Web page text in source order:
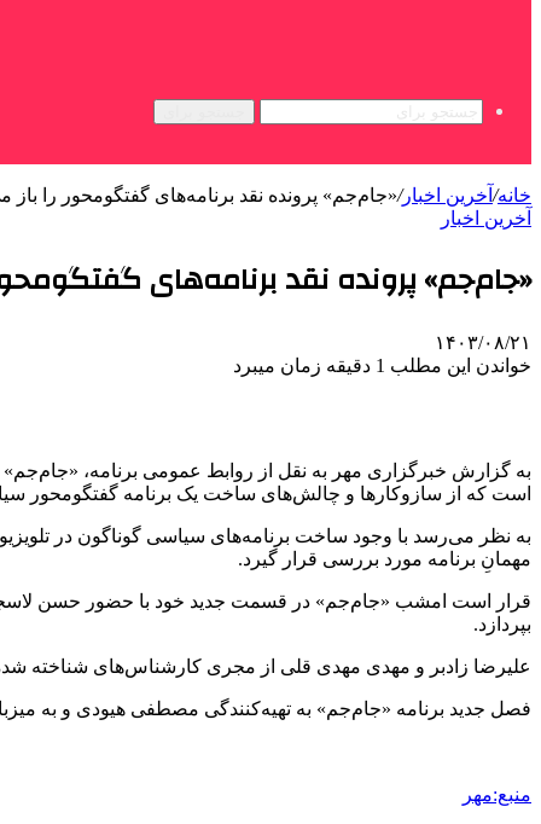
خانه/ آخرین اخبار/«جام‌جم» پرونده نقد برنامه‌های گفتگومحور را باز
آخرین اخبار
«جام‌جم» پرونده نقد برنامه‌های
۱۴۰۳/۰۸/۲۱
خواندن این مطلب 1 دقیقه زمان میبرد
است که از سازوکارها و چالش‌های ساخت یک برنامه گفتگومحور
به نظر می‌رسد با وجود ساخت برنامه‌های سیاسی گوناگون در
مهمانِ برنامه مورد بررسی قرار گیرد.
قرار است امشب «جام‌جم» در قسمت جدید خود با حضور حسن
بپردازد.
علیرضا زادبر و مهدی مهدی قلی از مجری کارشناس‌های شناخته
فصل جدید برنامه «جام‌جم» به تهیه‌کنندگی مصطفی هیودی و به میزبانی
منبع:مهر